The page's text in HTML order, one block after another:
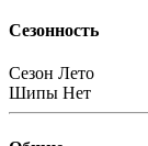
Сезонность
Сезон Лето
Шипы Нет